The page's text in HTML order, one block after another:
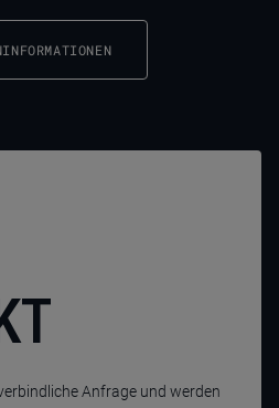
Anfrage und werden